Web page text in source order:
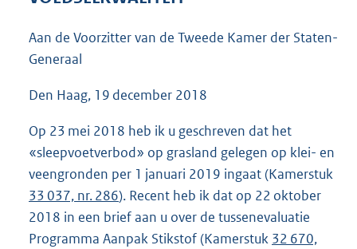
b
Aan de Voorzitter van de Tweede Kamer der Staten-
Generaal
Den Haag, 19 december 2018
Op 23 mei 2018 heb ik u geschreven dat het
«sleepvoetverbod» op grasland gelegen op klei- en
veengronden per 1 januari 2019 ingaat (Kamerstuk
33 037, nr. 286). Recent heb ik dat op 22 oktober
2018 in een brief aan u over de tussenevaluatie
Programma Aanpak Stikstof (Kamerstuk 32 670,